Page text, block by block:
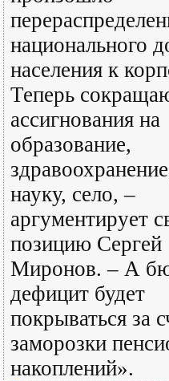
национального
населения к
Теперь
ассигнования на
образование,
науку, село, –
аргументирует
позицию Сергей
Миронов. – А
дефицит будет
покрываться за
заморозки
накоплений».